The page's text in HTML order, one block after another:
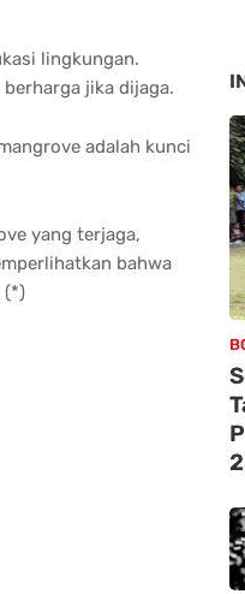
lingkungan.
jika dijaga.
adalah kunci
yang terjaga,
bahwa
(*)